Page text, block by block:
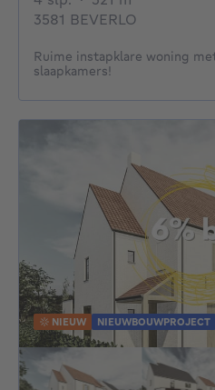
3581 BEVERLO
Ruime instapklare woning
slaapkamers!
NIEUW NIEUWBOUWPROJECT